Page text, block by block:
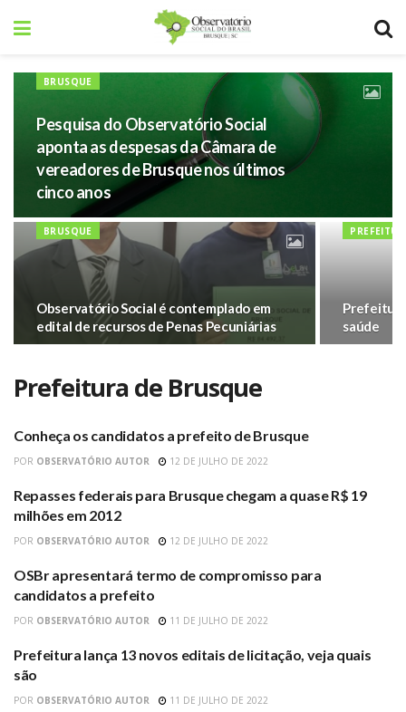
BRUSQUE
Pesquisa do Observatório Social
aponta as despesas da Câmara de
vereadores de Brusque nos últimos
cinco anos
BRUSQUE
Observatório Social é contemplado em
edital de recursos de Penas Pecuniárias
saúde
Prefeitura de Brusque
BRUSQUE
Conheça os candidatos a prefeito de Brusque
POR OBSERVATÓRIO AUTOR 12 DE JULHO DE 2022
BRUSQUE
Repasses federais para Brusque chegam a quase R$ 19
milhões em 2012
POR OBSERVATÓRIO AUTOR 12 DE JULHO DE 2022
OSBR
OSBr apresentará termo de compromisso para
candidatos a prefeito
POR OBSERVATÓRIO AUTOR 11 DE JULHO DE 2022
PREFEITURA DE BRUSQUE
Prefeitura lança 13 novos editais de licitação, veja quais
são
POR OBSERVATÓRIO AUTOR 11 DE JULHO DE 2022